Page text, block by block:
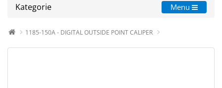
Kategorie Menu
1185-150A - DIGITAL OUTSIDE POINT CALIPER